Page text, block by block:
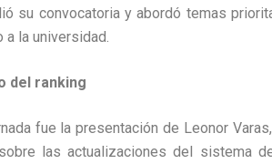
su convocatoria y abordó temas
la universidad.
del ranking
fue la presentación de Leonor
las actualizaciones del sistema